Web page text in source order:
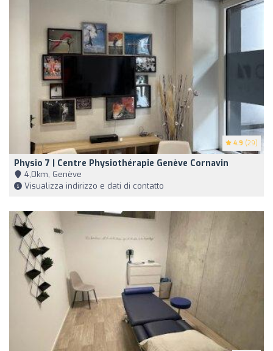
4.9 (29)
Physio 7 | Centre Physiothérapie Genève Cornavin
4,0km, Genève
Visualizza indirizzo e dati di contatto